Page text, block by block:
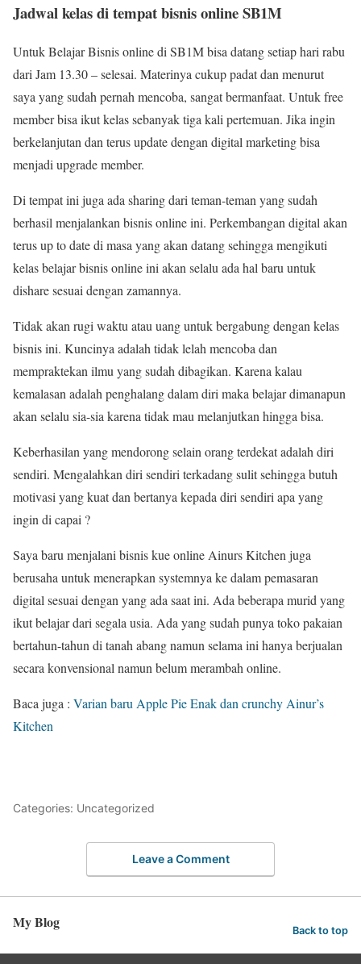
Jadwal kelas di tempat bisnis online SB1M
Untuk Belajar Bisnis online di SB1M bisa datang setiap hari rabu
dari Jam 13.30 – selesai. Materinya cukup padat dan menurut
saya yang sudah pernah mencoba, sangat bermanfaat. Untuk free
member bisa ikut kelas sebanyak tiga kali pertemuan. Jika ingin
berkelanjutan dan terus update dengan digital marketing bisa
menjadi upgrade member.
Di tempat ini juga ada sharing dari teman-teman yang sudah
berhasil menjalankan bisnis online ini. Perkembangan digital akan
terus up to date di masa yang akan datang sehingga mengikuti
kelas belajar bisnis online ini akan selalu ada hal baru untuk
dishare sesuai dengan zamannya.
Tidak akan rugi waktu atau uang untuk bergabung dengan kelas
bisnis ini. Kuncinya adalah tidak lelah mencoba dan
mempraktekan ilmu yang sudah dibagikan. Karena kalau
kemalasan adalah penghalang dalam diri maka belajar dimanapun
akan selalu sia-sia karena tidak mau melanjutkan hingga bisa.
Keberhasilan yang mendorong selain orang terdekat adalah diri
sendiri. Mengalahkan diri sendiri terkadang sulit sehingga butuh
motivasi yang kuat dan bertanya kepada diri sendiri apa yang
ingin di capai ?
Saya baru menjalani bisnis kue online Ainurs Kitchen juga
berusaha untuk menerapkan systemnya ke dalam pemasaran
digital sesuai dengan yang ada saat ini. Ada beberapa murid yang
ikut belajar dari segala usia. Ada yang sudah punya toko pakaian
bertahun-tahun di tanah abang namun selama ini hanya berjualan
secara konvensional namun belum merambah online.
Baca juga : Varian baru Apple Pie Enak dan crunchy Ainur’s
Kitchen
Categories: Uncategorized
Leave a Comment
My Blog Back to top